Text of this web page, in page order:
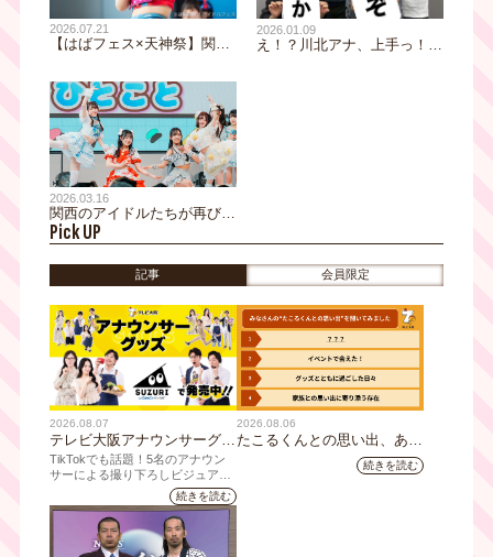
2026.07.21
【はばフェス×天神祭】関西
間、天神祭会場周辺などの配
布場所でアイドルがうちわを
配って祭を盛り上げます☆
2026.01.09
え！？川北アナ、上手っ！！
2026.03.16
関西のアイドルたちが再びテ
レビ局に大集合！そしてコラ
ボ祭り！！毎週水曜深夜から
レギュラー番組もスター
ト！！！「テレビ大阪は本気
ます。」
Pick UP
記事 会員限定
2026.08.07
テレビ大阪アナウンサーグッ
ズの新商品 8月8日(土)に発
売！ テーマは「個性全開」5
人それぞれの"らしさ"を詰め
込んだアイテムが登場
TikTokでも話題！5名のアナウン
サーによる撮り下ろしビジュアル
を使用した新グッズを発売続きを読む
2026.08.06
たこるくんとの思い出、あり
ますか？会員のみなさんに聞
続きを読む